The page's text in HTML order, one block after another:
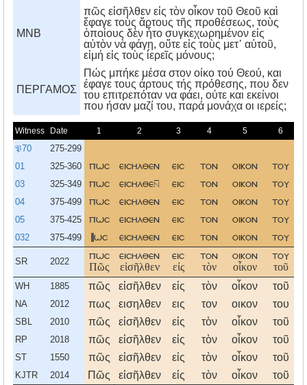
MNB
πῶς εἰσῆλθεν εἰς τὸν οἶκον τοῦ Θεοῦ καὶ
ἔφαγε τοὺς ἄρτους τῆς προθέσεως, τοὺς
ὁποίους δὲν ἦτο συγκεχωρημένον εἰς
αὐτὸν νὰ φάγῃ, οὔτε εἰς τοὺς μετ᾿ αὐτοῦ,
εἰμή εἰς τοὺς ἱερεῖς μόνους;
ΠΕΡΓΑΜΟΣ
Πώς μπήκε μέσα στον οίκο τού Θεού, και
έφαγε τους άρτους τής πρόθεσης, που δεν
του επιτρεπόταν να φάει, ούτε και εκείνοι
που ήσαν μαζί του, παρά μονάχα οι ιερείς;
Witness Date 1 2 3 4 5 6
𝔓70
275-299
01
325-360 πωσ εισηλθεν εισ τον οικον του
03 325-349 πωσ εισηλθε εισ τον οικον του
04 375-499 πωσ εισηλθεν εισ τον οικον του
05 375-425 πωσ εισηλθεν εισ τον οικον του
032 375-499 ωσ εισηλθεν εισ τον οικον του
SR 2022
πωσ
Πῶς
εισηλθεν
εἰσῆλθεν
εισ
εἰς
τον
τὸν
οικον
οἶκον
του
τοῦ
WH 1885 πῶς εἰσῆλθεν εἰς τὸν οἶκον τοῦ
NA 2012 πως εισηλθεν εις τον οικον του
SBL 2010 πῶς εἰσῆλθεν εἰς τὸν οἶκον τοῦ
RP 2018 πῶς εἰσῆλθεν εἰς τὸν οἶκον τοῦ
ST 1550 πῶς εἰσῆλθεν εἰς τὸν οἶκον τοῦ
KJTR 2014 Πῶς εἰσῆλθεν εἰς τὸν οἶκον τοῦ